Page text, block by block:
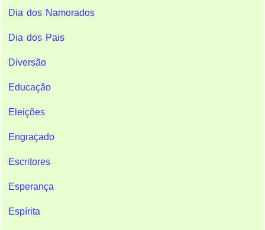
Dia dos Namorados
Dia dos Pais
Diversão
Educação
Eleições
Engraçado
Escritores
Esperança
Espírita